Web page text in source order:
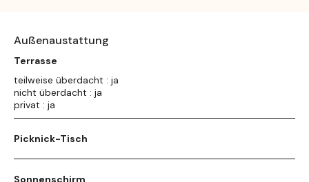
Außenaustattung
Terrasse
teilweise überdacht : ja
nicht überdacht : ja
privat : ja
Picknick-Tisch
Sonnenschirm